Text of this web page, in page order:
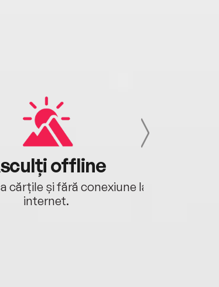
offline
cărțile și fără conexiune la
internet.